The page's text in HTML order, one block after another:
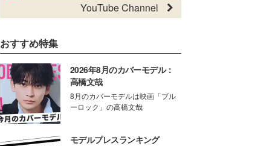
YouTube Channel
おすすめ特集
2026年8月のカバーモデル：
高橋文哉
8月のカバーモデルは映画「ブル
ーロック」の高橋文哉
モデルプレスランキング